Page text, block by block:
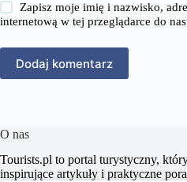
Zapisz moje imię i nazwisko,
internetową w tej przeglądarce do
Dodaj komentarz
O nas
​Tourists.pl to portal turystyczny,
inspirujące artykuły i praktyczne